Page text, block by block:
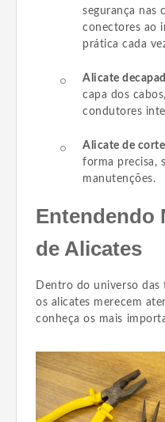
segurança nas
conectores ao
prática cada
Alicate
capa dos
condutores
Alicate de corte
forma precisa,
manutenções.
Entendendo
de Alicates
Dentro do universo das
os alicates merecem
conheça os mais